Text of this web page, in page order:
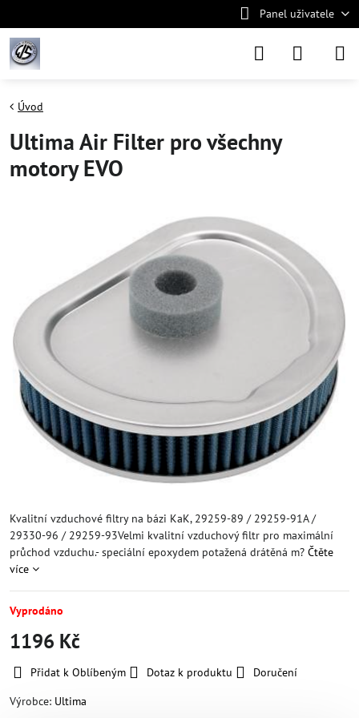
Panel uživatele
Úvod
Ultima Air Filter pro všechny
motory EVO
Kvalitní vzduchové filtry na bázi KaK, 29259-89 / 29259-91A /
29330-96 / 29259-93Velmi kvalitní vzduchový filtr pro maximální
průchod vzduchu.- speciální epoxydem potažená drátěná m? Čtěte
více
Vyprodáno
1196 Kč
Přidat k Oblíbeným Dotaz k produktu
Doručení
Výrobce: Ultima